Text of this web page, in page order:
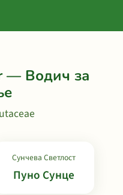
— Водич за
Сунчева Светлост
Пуно Сунце